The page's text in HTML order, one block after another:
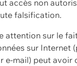
accès non
falsification.
attention sur le
sur Internet
e-mail) peut avoir